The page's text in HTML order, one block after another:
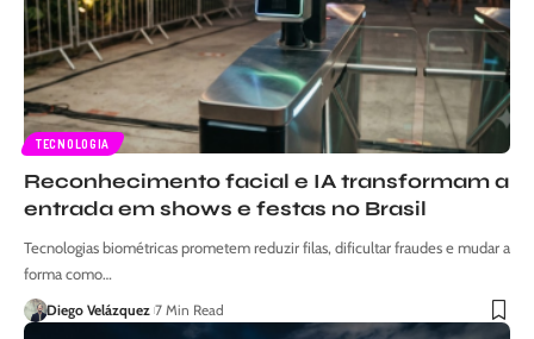
TECNOLOGIA
Reconhecimento facial e IA transformam a
entrada em shows e festas no Brasil
Tecnologias biométricas prometem reduzir filas, dificultar fraudes e mudar a
forma como…
Diego Velázquez 7 Min Read